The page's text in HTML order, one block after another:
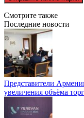
Смотрите также
Последние новости
Представители
увеличения объёма